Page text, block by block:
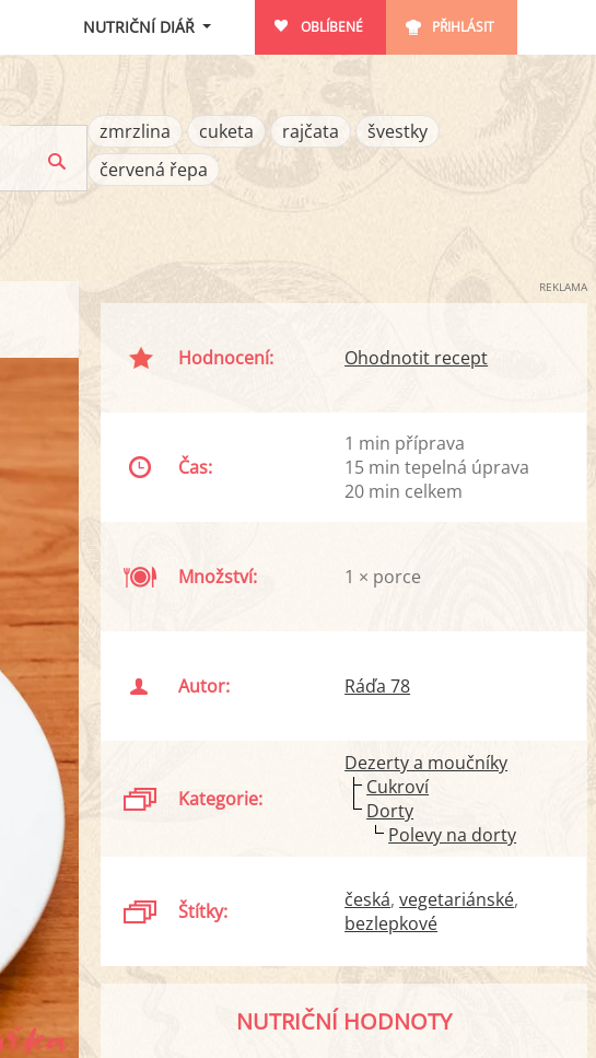
NUTRIČNÍ DIÁŘ OBLÍBENÉ PŘIHLÁSIT
zmrzlina
cuketa rajčata
švestky
červená řepa
REKLAMA
Hodnocení: Ohodnotit recept
Čas:
1 min příprava
15 min tepelná úprava
20 min celkem
Množství: 1 × porce
Autor: Ráďa 78
Kategorie:
Dezerty a moučníky
Cukroví
Dorty
Polevy na dorty
Štítky: česká vegetariánské
bezlepkové
NUTRIČNÍ HODNOTY